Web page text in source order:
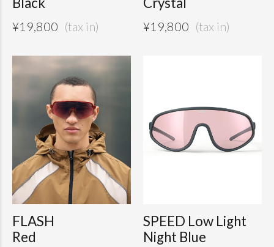
¥19,800 ¥19,800
FLASH
Red
SPEED Low Light
Night Blue